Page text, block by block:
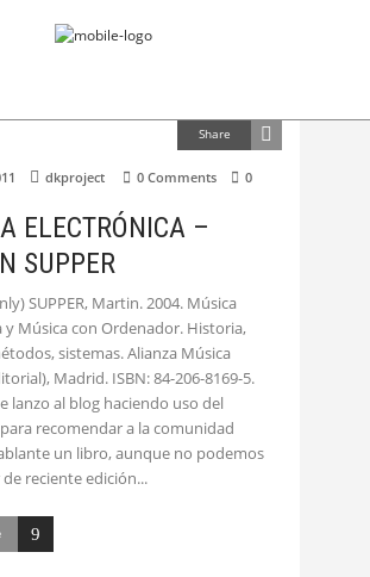
Share
dkproject 0 Comments 0
ELECTRÓNICA –
SUPPER
SUPPER, Martin. 2004. Música
y Música con Ordenador. Historia,
sistemas. Alianza Música
Madrid. ISBN: 84-206-8169-5.
lanzo al blog haciendo uso del
recomendar a la comunidad
un libro, aunque no podemos
reciente edición